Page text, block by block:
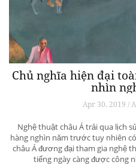
Chủ nghĩa hiện đại
nhìn
Apr 30, 2019 /
Nghệ thuật châu Á trải qua lịch
hàng nghìn năm trước tuy nhiên
châu Á đương đại tham gia nghệ
tiếng ngày càng được công